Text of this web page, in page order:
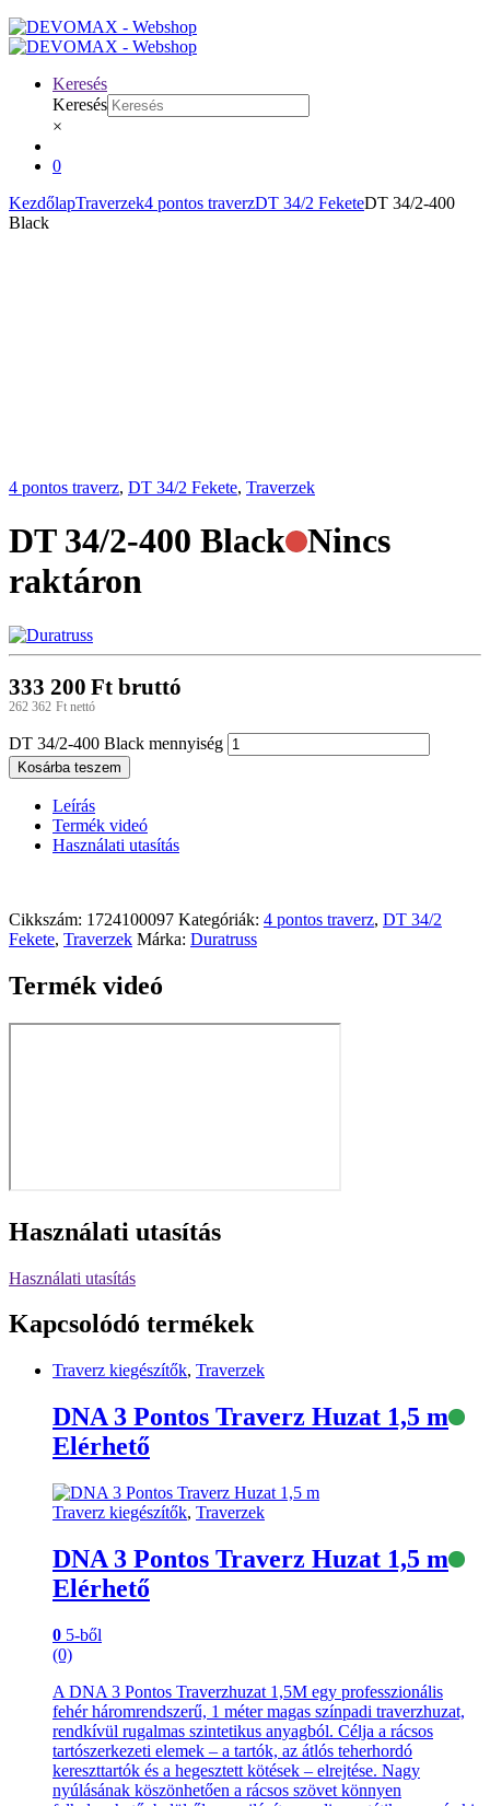
Keresés
Keresés
×
0
KezdőlapTraverzek4 pontos traverzDT 34/2 FeketeDT 34/2-400
Black
4 pontos traverz, DT 34/2 Fekete, Traverzek
DT 34/2-400 Black Nincs
raktáron
333 200 Ft bruttó
262 362 Ft nettó
DT 34/2-400 Black mennyiség
Kosárba teszem
Leírás
Termék videó
Használati utasítás
Cikkszám: 1724100097 Kategóriák: 4 pontos traverz, DT 34/2
Fekete, Traverzek Márka: Duratruss
Termék videó
Használati utasítás
Használati utasítás
Kapcsolódó termékek
Traverz kiegészítők, Traverzek
DNA 3 Pontos Traverz Huzat 1,5 m
Elérhető
Traverz kiegészítők, Traverzek
DNA 3 Pontos Traverz Huzat 1,5 m
Elérhető
0 5-ből
(0)
A DNA 3 Pontos Traverzhuzat 1,5M egy professzionális
fehér háromrendszerű, 1 méter magas színpadi traverzhuzat,
rendkívül rugalmas szintetikus anyagból. Célja a rácsos
tartószerkezeti elemek – a tartók, az átlós teherhordó
kereszttartók és a hegesztett kötések – elrejtése. Nagy
nyúlásának köszönhetően a rácsos szövet könnyen